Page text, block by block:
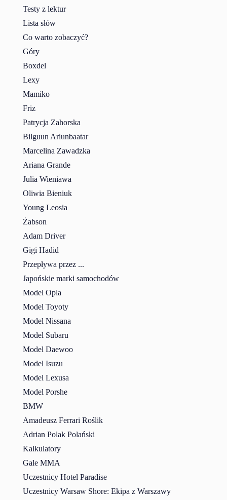
Testy z lektur
Lista słów
Co warto zobaczyć?
Góry
Boxdel
Lexy
Mamiko
Friz
Patrycja Zahorska
Bilguun Ariunbaatar
Marcelina Zawadzka
Ariana Grande
Julia Wieniawa
Oliwia Bieniuk
Young Leosia
Żabson
Adam Driver
Gigi Hadid
Przepływa przez ...
Japońskie marki samochodów
Model Opla
Model Toyoty
Model Nissana
Model Subaru
Model Daewoo
Model Isuzu
Model Lexusa
Model Porshe
BMW
Amadeusz Ferrari Roślik
Adrian Polak Polański
Kalkulatory
Gale MMA
Uczestnicy Hotel Paradise
Uczestnicy Warsaw Shore: Ekipa z Warszawy